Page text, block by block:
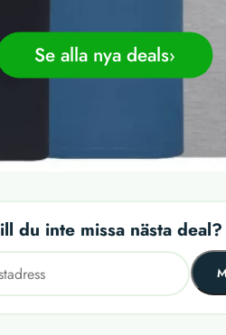
Se alla nya deals
du inte missa nästa deal?